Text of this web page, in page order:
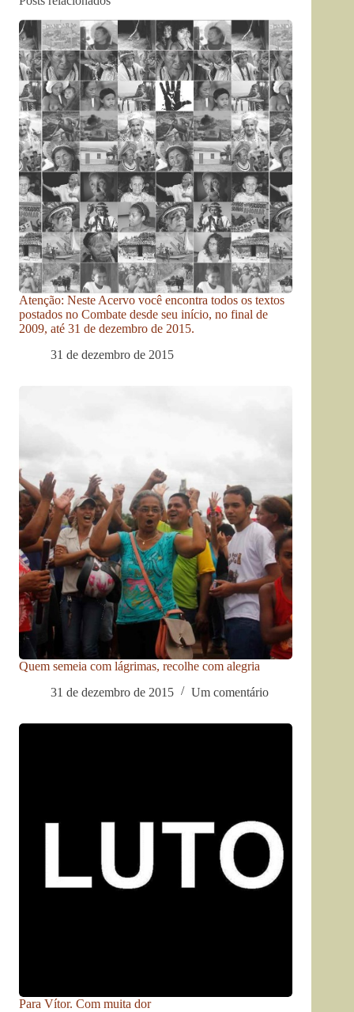
Atenção: Neste Acervo você encontra todos os textos
postados no Combate desde seu início, no final de
2009, até 31 de dezembro de 2015.
31 de dezembro de 2015
Quem semeia com lágrimas, recolhe com alegria
31 de dezembro de 2015
Um comentário
Para Vítor. Com muita dor